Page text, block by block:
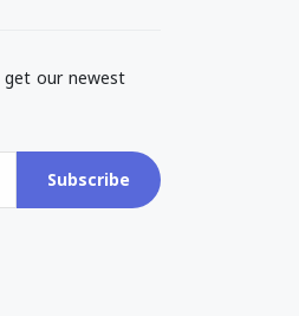
our newest
Subscribe